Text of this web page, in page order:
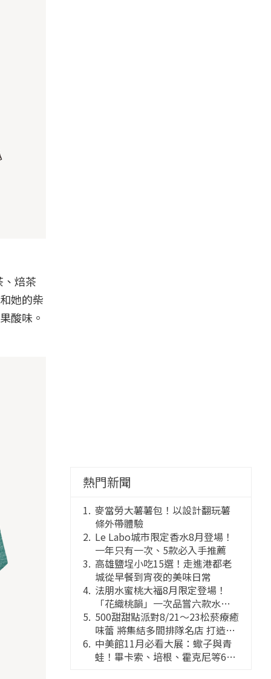
焙茶
她的柴
酸味。
熱門新聞
麥當勞大薯薯包！以設計翻玩薯
條外帶體驗
Le Labo城市限定香水8月登場！
一年只有一次、5款必入手推薦
高雄鹽埕小吃15選！走進港都老
城從早餐到宵夜的美味日常
法朋水蜜桃大福8月限定登場！
「花織桃韻」一次品嘗六款水蜜
桃花果大福
500甜甜點派對8/21～23松菸療癒
味蕾 將集結多間排隊名店 打造靈
感創意的舞台
中美館11月必看大展：蠍子與青
蛙！畢卡索、培根、霍克尼等66